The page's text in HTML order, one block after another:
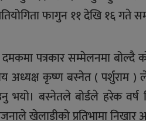
फागुन ११ देखि १६ गते
पत्रकार सम्मेलनमा बोल्दै
अध्यक्ष कृष्ण बस्नेत ( पर्शुराम )
भयो। बस्नेतले बोर्डले हरेक वर्ष
खेलाडीको प्रतिभामा निखार